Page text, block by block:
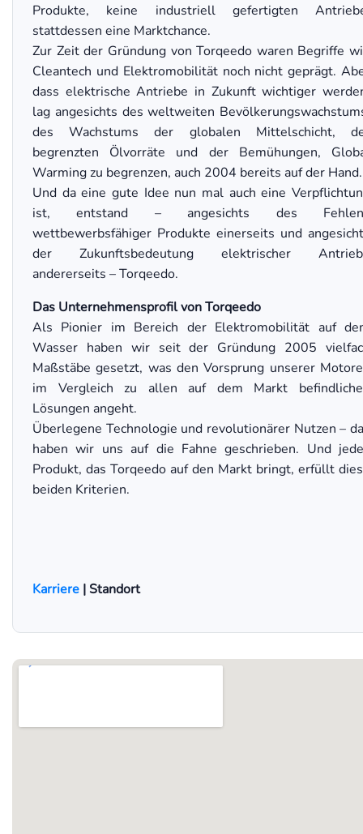
Produkte, keine industriell gefertigten
stattdessen eine Marktchance.
Zur Zeit der Gründung von Torqeedo waren Begriffe
Cleantech und Elektromobilität noch nicht geprägt.
dass elektrische Antriebe in Zukunft wichtiger
lag angesichts des weltweiten
des Wachstums der globalen Mittelschicht,
begrenzten Ölvorräte und der Bemühungen,
Warming zu begrenzen, auch 2004 bereits auf der Hand.
Und da eine gute Idee nun mal auch eine
ist, entstand – angesichts des
wettbewerbsfähiger Produkte einerseits und
der Zukunftsbedeutung elektrischer
andererseits – Torqeedo.
Das Unternehmensprofil von Torqeedo
Als Pionier im Bereich der Elektromobilität auf
Wasser haben wir seit der Gründung 2005
Maßstäbe gesetzt, was den Vorsprung unserer
im Vergleich zu allen auf dem Markt
Lösungen angeht.
Überlegene Technologie und revolutionärer Nutzen –
haben wir uns auf die Fahne geschrieben. Und
Produkt, das Torqeedo auf den Markt bringt, erfüllt
beiden Kriterien.
Karriere | Standort